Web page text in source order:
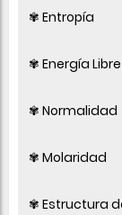
✾ Entropía
✾ Energía
✾ Normalidad
✾ Molaridad
✾ Estructura